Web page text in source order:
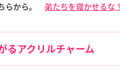
らから。 弟たちを寝かせるな！
るアクリルチャーム